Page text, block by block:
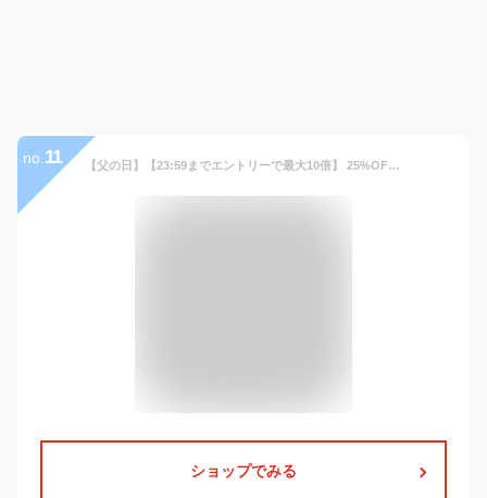
no. 11 【父の日】【23:59までエントリーで最大10倍】 25%OFF ワコール CWX CW-X スポーツタイツ ロング メンズ 男性向け HXO499 ひざ・股関節サポート｜ジョギング・ウォーキングに 吸汗速乾 UVカット率90%以上 ストレッチ
ショップでみる